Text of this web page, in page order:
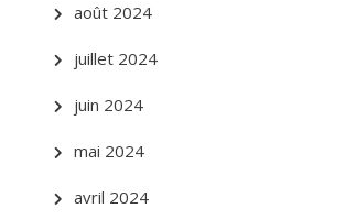
août 2024
juillet 2024
juin 2024
mai 2024
avril 2024